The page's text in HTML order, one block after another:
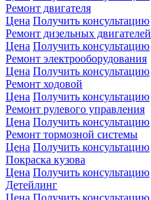
Ремонт двигателя
Цена Получить консультацию
Ремонт дизельных двигателей
Цена Получить консультацию
Ремонт электрооборудования
Цена Получить консультацию
Ремонт ходовой
Цена Получить консультацию
Ремонт рулевого управления
Цена Получить консультацию
Ремонт тормозной системы
Цена Получить консультацию
Покраска кузова
Цена Получить консультацию
Детейлинг
Цена Получить консультацию